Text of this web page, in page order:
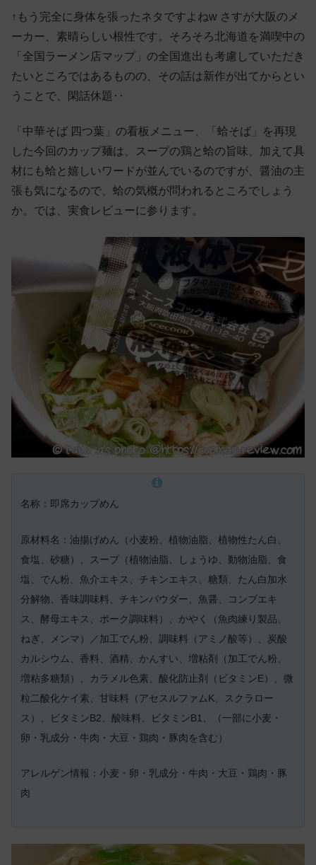
↑もう完全に身体を張ったネタですよねw さすが大阪のメ
ーカー、素晴らしい根性です。そろそろ北海道を満喫中の
「全国ラーメン店マップ」の全国進出も考慮していただき
たいところではあるものの、その話は新作が出てからとい
うことで、閑話休題‥
「中華そば 四つ葉」の看板メニュー、「蛤そば」を再現
した今回のカップ麺は、スープの鶏と蛤の旨味、加えて具
材にも蛤と嬉しいワードが並んでいるのですが、醤油の主
張も気になるので、蛤の気概が問われるところでしょう
か。では、実食レビューに参ります。
名称：即席カップめん
原材料名：油揚げめん（小麦粉、植物油脂、植物性たん白、
食塩、砂糖）、スープ（植物油脂、しょうゆ、動物油脂、食
塩、でん粉、魚介エキス、チキンエキス、糖類、たん白加水
分解物、香味調味料、チキンパウダー、魚醤、コンブエキ
ス、酵母エキス、ポーク調味料）、かやく（魚肉練り製品、
ねぎ、メンマ）／加工でん粉、調味料（アミノ酸等）、炭酸
カルシウム、香料、酒精、かんすい、増粘剤（加工でん粉、
増粘多糖類）、カラメル色素、酸化防止剤（ビタミンE）、微
粒二酸化ケイ素、甘味料（アセスルファムK、スクラロー
ス）、ビタミンB2、酸味料、ビタミンB1、（一部に小麦・
卵・乳成分・牛肉・大豆・鶏肉・豚肉を含む）
アレルゲン情報：小麦・卵・乳成分・牛肉・大豆・鶏肉・豚
肉